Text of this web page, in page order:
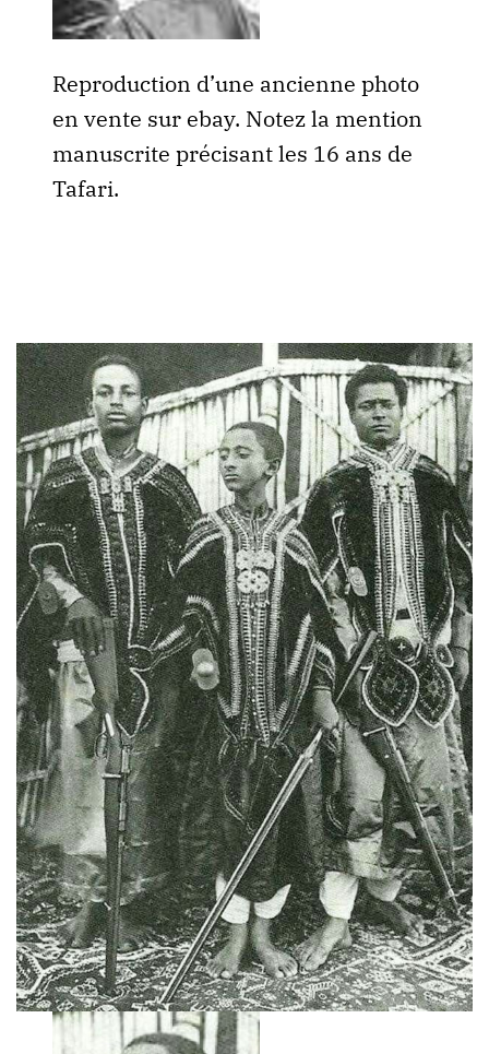
Reproduction d’une ancienne photo
en vente sur ebay. Notez la mention
manuscrite précisant les 16 ans de
Tafari.